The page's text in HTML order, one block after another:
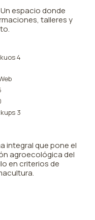
espacio donde
talleres y
integral que pone el
agroecológica del
en criterios de